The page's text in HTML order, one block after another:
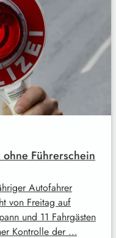
Führerschein
Autofahrer
von Freitag auf
und 11 Fahrgästen
Kontrolle der …